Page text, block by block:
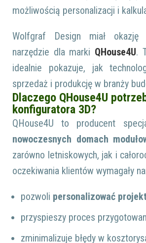
możliwością personalizacji i
Wolfgraf Design miał okazję
narzędzie dla marki QHouse4U.
idealnie pokazuje, jak
sprzedaż i produkcję w branży
Dlaczego QHouse4U
konfiguratora 3D?
QHouse4U to producent
nowoczesnych domach
zarówno letniskowych, jak i
oczekiwania klientów wymagały
pozwoli personalizować
przyspieszy proces
zminimalizuje błędy w